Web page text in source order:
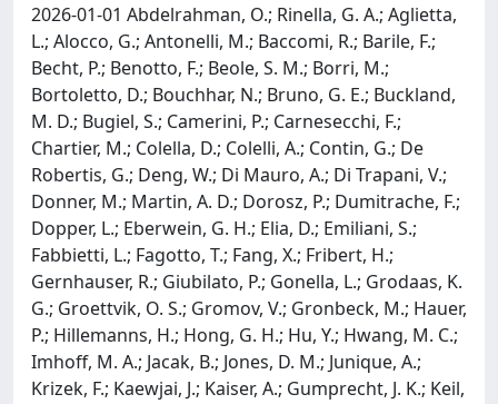
2026-01-01 Abdelrahman, O.; Rinella, G. A.; Aglietta,
L.; Alocco, G.; Antonelli, M.; Baccomi, R.; Barile, F.;
Becht, P.; Benotto, F.; Beole, S. M.; Borri, M.;
Bortoletto, D.; Bouchhar, N.; Bruno, G. E.; Buckland,
M. D.; Bugiel, S.; Camerini, P.; Carnesecchi, F.;
Chartier, M.; Colella, D.; Colelli, A.; Contin, G.; De
Robertis, G.; Deng, W.; Di Mauro, A.; Di Trapani, V.;
Donner, M.; Martin, A. D.; Dorosz, P.; Dumitrache, F.;
Dopper, L.; Eberwein, G. H.; Elia, D.; Emiliani, S.;
Fabbietti, L.; Fagotto, T.; Fang, X.; Fribert, H.;
Gernhauser, R.; Giubilato, P.; Gonella, L.; Grodaas, K.
G.; Groettvik, O. S.; Gromov, V.; Gronbeck, M.; Hauer,
P.; Hillemanns, H.; Hong, G. H.; Hu, Y.; Hwang, M. C.;
Imhoff, M. A.; Jacak, B.; Jones, D. M.; Junique, A.;
Krizek, F.; Kaewjai, J.; Kaiser, A.; Gumprecht, J. K.; Keil,